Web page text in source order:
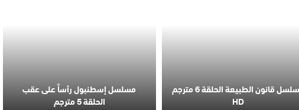
مسلسل قانون الطبيعة الحلقة 6 مترجم
HD
مسلسل إسطنبول رأساً على عقب
الحلقة 5 مترجم